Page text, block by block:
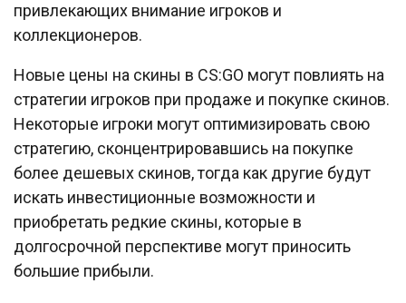
привлекающих внимание игроков и
коллекционеров.
Новые цены на скины в CS:GO могут повлиять на
стратегии игроков при продаже и покупке скинов.
Некоторые игроки могут оптимизировать свою
стратегию, сконцентрировавшись на покупке
более дешевых скинов, тогда как другие будут
искать инвестиционные возможности и
приобретать редкие скины, которые в
долгосрочной перспективе могут приносить
большие прибыли.